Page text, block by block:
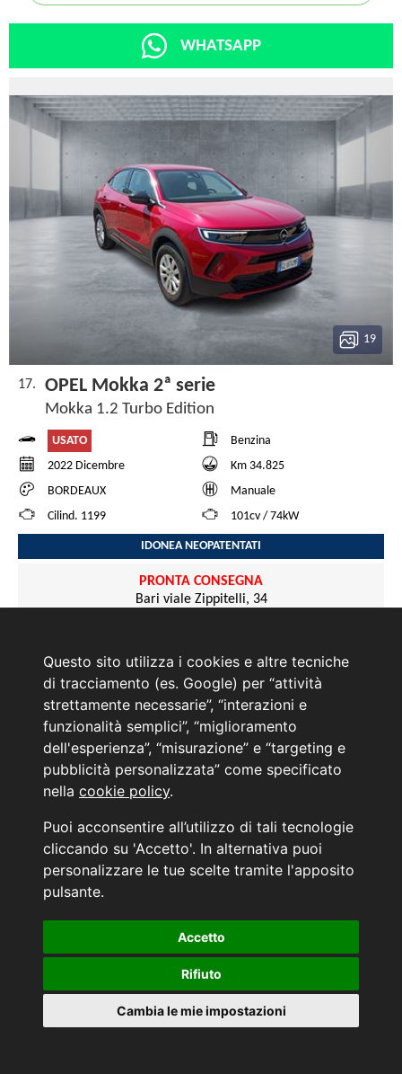
Questo sito utilizza i cookies e altre tecniche
di tracciamento (es. Google) per “attività
strettamente necessarie”, “interazioni e
funzionalità semplici”, “miglioramento
dell'esperienza”, “misurazione” e “targeting e
pubblicità personalizzata” come specificato
nella cookie policy.
Puoi acconsentire all’utilizzo di tali tecnologie
cliccando su 'Accetto'. In alternativa puoi
personalizzare le tue scelte tramite l'apposito
pulsante.
Accetto
Rifiuto
Cambia le mie impostazioni
WHATSAPP
19
17. OPEL Mokka 2ª serie
Mokka 1.2 Turbo Edition
USATO
Benzina
2022 Dicembre
Km 34.825
BORDEAUX
Manuale
Cilind. 1199
101cv / 74kW
IDONEA NEOPATENTATI
PRONTA CONSEGNA
Bari viale Zippitelli, 34
€ 16.200
WHATSAPP